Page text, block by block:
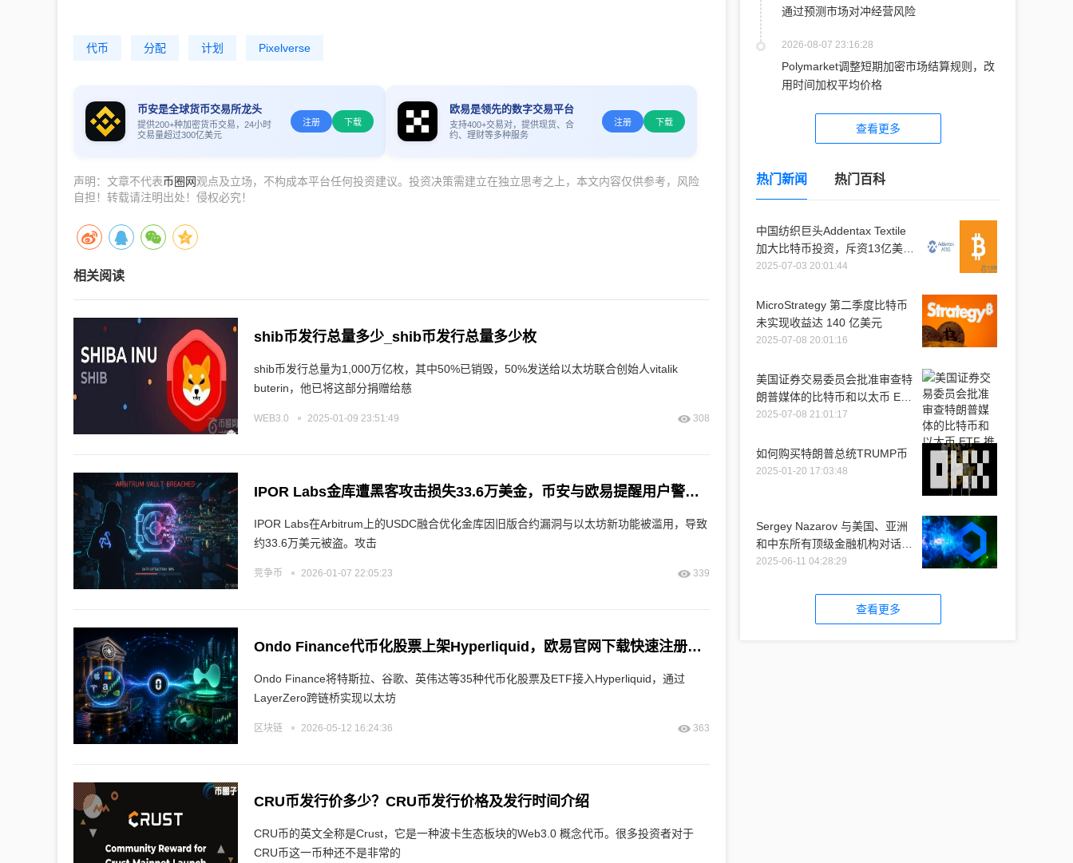
代币 分配 计划 Pixelverse
币安是全球货币交易所龙头
提供200+种加密货币交易，24小时
交易量超过300亿美元
注册 下载
欧易是领先的数字交易平台
支持400+交易对，提供现货、合
约、理财等多种服务
注册 下载
声明：文章不代表币圈网观点及立场，不构成本平台任何投资建议。投资决策需建立在独立思考之上，本文内容仅供参考，风险
自担！转载请注明出处！侵权必究！
相关阅读
shib币发行总量多少_shib币发行总量多少枚
shib币发行总量为1,000万亿枚，其中50%已销毁，50%发送给以太坊联合创始人vitalik
buterin，他已将这部分捐赠给慈
WEB3.0 2025-01-09 23:51:49 308
IPOR Labs金库遭黑客攻击损失33.6万美金，币安与欧易提醒用户警惕智能合约风险
IPOR Labs在Arbitrum上的USDC融合优化金库因旧版合约漏洞与以太坊新功能被滥用，导致
约33.6万美元被盗。攻击
竞争币 2026-01-07 22:05:23 339
Ondo Finance代币化股票上架Hyperliquid，欧易官网下载快速注册参与
Ondo Finance将特斯拉、谷歌、英伟达等35种代币化股票及ETF接入Hyperliquid，通过
LayerZero跨链桥实现以太坊
区块链 2026-05-12 16:24:36 363
CRU币发行价多少？CRU币发行价格及发行时间介绍
CRU币的英文全称是Crust，它是一种波卡生态板块的Web3.0 概念代币。很多投资者对于
CRU币这一币种还不是非常的
通过预测市场对冲经营风险
2026-08-07 23:16:28
Polymarket调整短期加密市场结算规则，改
用时间加权平均价格
查看更多
热门新闻 热门百科
中国纺织巨头Addentax Textile
加大比特币投资，斥资13亿美元
购入1.2万枚比特币
2025-07-03 20:01:44
MicroStrategy 第二季度比特币
未实现收益达 140 亿美元
2025-07-08 20:01:16
美国证券交易委员会批准审查特
朗普媒体的比特币和以太币 ETF
推介
2025-07-08 21:01:17
如何购买特朗普总统TRUMP币
2025-01-20 17:03:48
Sergey Nazarov 与美国、亚洲
和中东所有顶级金融机构对话时
提到 Chainlink
2025-06-11 04:28:29
查看更多